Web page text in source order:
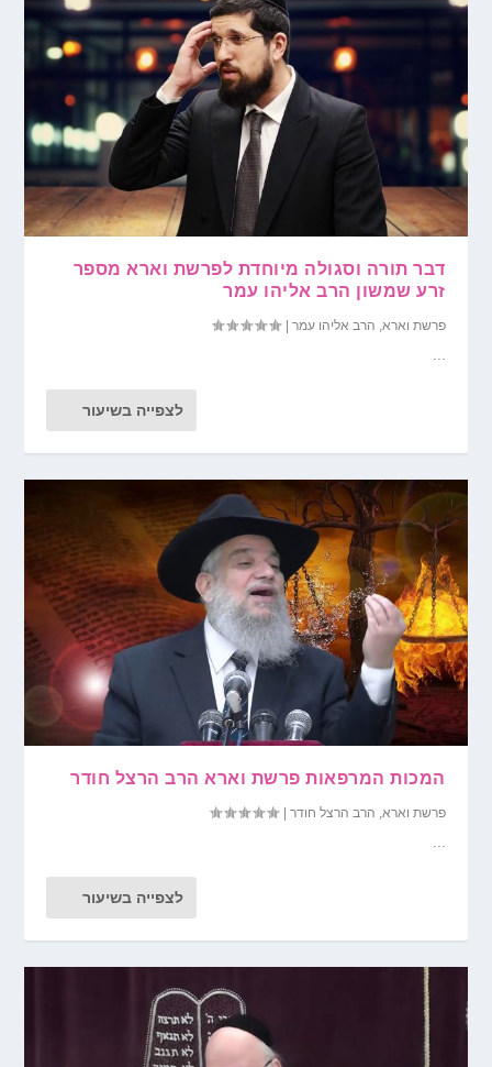
דבר תורה וסגולה מיוחדת לפרשת וארא מספר
זרע שמשון הרב אליהו עמר
פרשת וארא, הרב אליהו עמר |
לצפייה בשיעור
המכות המרפאות פרשת וארא הרב הרצל חודר
פרשת וארא, הרב הרצל חודר |
לצפייה בשיעור